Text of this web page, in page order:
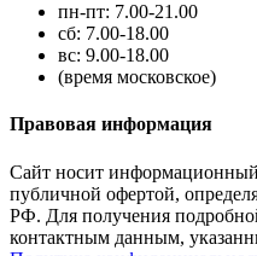
пн-пт: 7.00-21.00
сб: 7.00-18.00
вс: 9.00-18.00
(время московское)
Правовая информация
Сайт носит информационный
публичной офертой,
РФ. Для получения
контактным данным,